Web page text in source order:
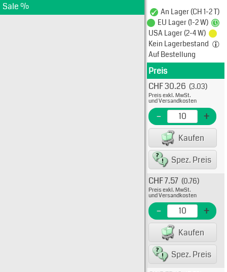
Sale %
An Lager (CH 1-2 T)
EU Lager (1-2 W)
USA Lager (2-4 W)
Kein Lagerbestand
Auf Bestellung
Produkt
Preis
Typ:
EME
CHF 30.26 (3.03)
Preis exkl. MwSt.
und Versandkosten
- +
Kaufen
Spez. Preis
EME
CHF 7.57 (0.76)
Preis exkl. MwSt.
und Versandkosten
- +
Kaufen
Spez. Preis